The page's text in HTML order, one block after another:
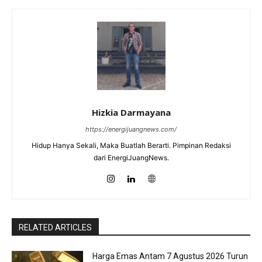
Hizkia Darmayana
https://energijuangnews.com/
Hidup Hanya Sekali, Maka Buatlah Berarti. Pimpinan Redaksi
dari EnergiJuangNews.
RELATED ARTICLES
Harga Emas Antam 7 Agustus 2026 Turun